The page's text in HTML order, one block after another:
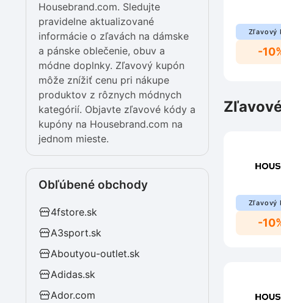
Housebrand.com. Sledujte
pravidelne aktualizované
informácie o zľavách na dámske
a pánske oblečenie, obuv a
módne doplnky. Zľavový kupón
môže znížiť cenu pri nákupe
produktov z rôznych módnych
kategórií. Objavte zľavové kódy a
kupóny na Housebrand.com na
jednom mieste.
Obľúbené obchody
4fstore.sk
A3sport.sk
Aboutyou-outlet.sk
Adidas.sk
Ador.com
Zľavový
-
Zľavový
-